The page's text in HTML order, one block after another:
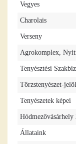
Vegyes
Charolais
Verseny
Agrokomplex,
Tenyésztési
Törzstenyészet-
Tenyészetek képei
Hódmezővásárhely
Állataink